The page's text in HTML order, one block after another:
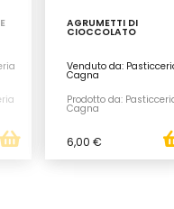
AGRUMETTI DI
CIOCCOLATO
Venduto da:
Cagna
Prodotto da:
Cagna
6,00 €